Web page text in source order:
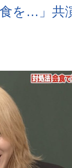
を…」共